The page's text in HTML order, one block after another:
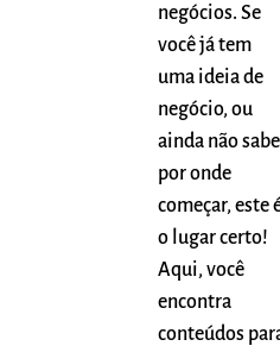
negócios. Se
você já tem
uma ideia de
negócio, ou
ainda não sabe
por onde
começar, este
o lugar certo!
Aqui, você
encontra
conteúdos